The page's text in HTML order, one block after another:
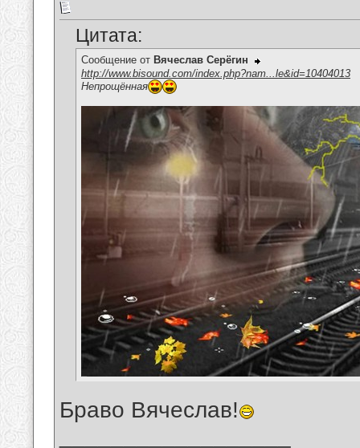
Цитата:
Сообщение от Вячеслав Серёгин
http://www.bisound.com/index.php?nam...le&id=10404013
Непрощённая
Браво Вячеслав!